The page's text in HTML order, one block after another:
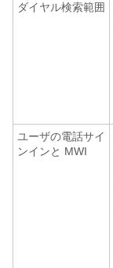
ダイヤル検索範囲
ユーザの電話サイ
ンインと MWI